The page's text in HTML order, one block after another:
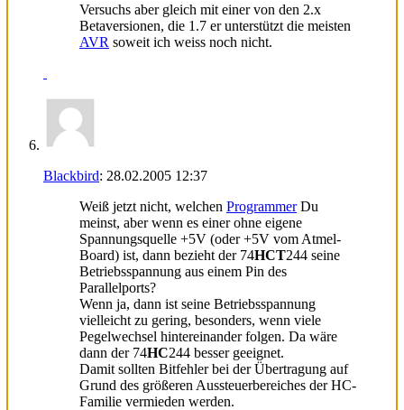
Versuchs aber gleich mit einer von den 2.x
Betaversionen, die 1.7 er unterstützt die meisten
AVR soweit ich weiss noch nicht.
Blackbird: 28.02.2005 12:37
Weiß jetzt nicht, welchen ProgrammerDu
meinst, aber wenn es einer ohne eigene
Spannungsquelle +5V (oder +5V vom Atmel-
Board) ist, dann bezieht der 74HCT244 seine
Betriebsspannung aus einem Pin des
Parallelports?
Wenn ja, dann ist seine Betriebsspannung
vielleicht zu gering, besonders, wenn viele
Pegelwechsel hintereinander folgen. Da wäre
dann der 74HC244 besser geeignet.
Damit sollten Bitfehler bei der Übertragung auf
Grund des größeren Aussteuerbereiches der HC-
Familie vermieden werden.